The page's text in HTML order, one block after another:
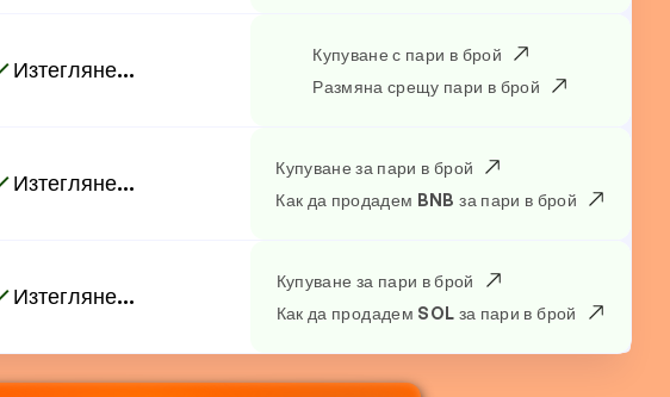
Изтегляне...
Купуване с пари в брой
Размяна срещу пари в брой
Изтегляне...
Купуване за пари в брой
Как да продадем BNB за пари в брой
Изтегляне...
Купуване за пари в брой
Как да продадем SOL за пари в брой